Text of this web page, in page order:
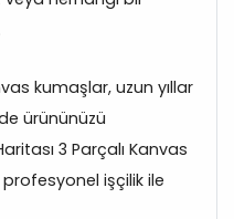
kumaşlar, uzun yıllar
ürününüzü
3 Parçalı Kanvas
işçilik ile